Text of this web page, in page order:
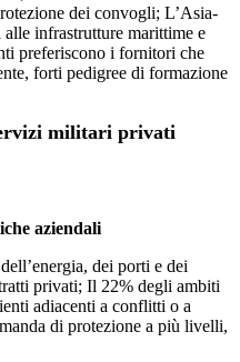
dei convogli; L’Asia-
infrastrutture marittime e
preferiscono i fornitori che
forti pedigree di formazione
militari privati
aziendali
dei porti e dei
privati; Il 22% degli ambiti
adiacenti a conflitti o a
di protezione a più livelli,